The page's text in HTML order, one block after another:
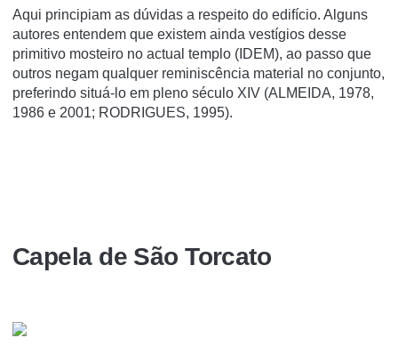
Aqui principiam as dúvidas a respeito do edifício. Alguns
autores entendem que existem ainda vestígios desse
primitivo mosteiro no actual templo (IDEM), ao passo que
outros negam qualquer reminiscência material no conjunto,
preferindo situá-lo em pleno século XIV (ALMEIDA, 1978,
1986 e 2001; RODRIGUES, 1995).
Capela de São Torcato